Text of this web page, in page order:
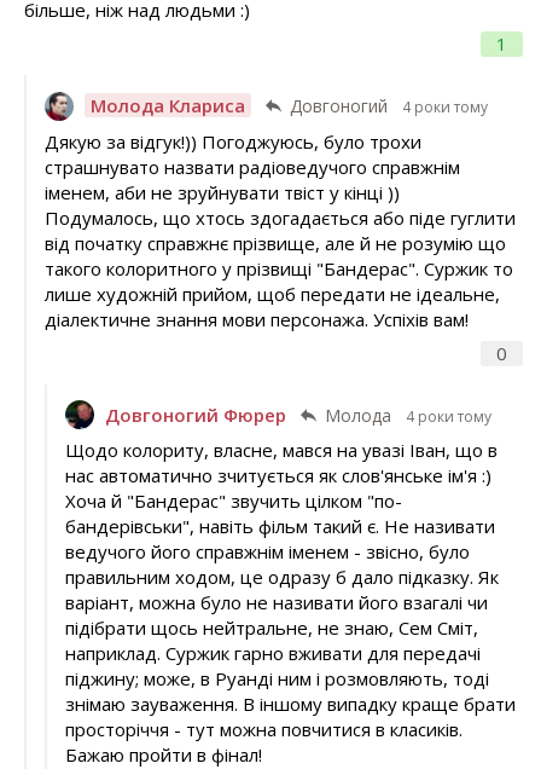
1
більше, ніж над людьми :)
Молода Клариса Довгоногий 4 роки тому
0
Дякую за відгук!)) Погоджуюсь, було трохи
страшнувато назвати радіоведучого справжнім
іменем, аби не зруйнувати твіст у кінці ))
Подумалось, що хтось здогадається або піде гуглити
від початку справжнє прізвище, але й не розумію що
такого колоритного у прізвищі "Бандерас". Суржик то
лише художній прийом, щоб передати не ідеальне,
діалектичне знання мови персонажа. Успіхів вам!
Довгоногий Фюрер Молода 4 роки тому
Щодо колориту, власне, мався на увазі Іван, що в
нас автоматично зчитується як слов'янське ім'я :)
Хоча й "Бандерас" звучить цілком "по-
бандерівськи", навіть фільм такий є. Не називати
ведучого його справжнім іменем - звісно, було
правильним ходом, це одразу б дало підказку. Як
варіант, можна було не називати його взагалі чи
підібрати щось нейтральне, не знаю, Сем Сміт,
наприклад. Суржик гарно вживати для передачі
піджину; може, в Руанді ним і розмовляють, тоді
знімаю зауваження. В іншому випадку краще брати
просторіччя - тут можна повчитися в класиків.
Бажаю пройти в фінал!